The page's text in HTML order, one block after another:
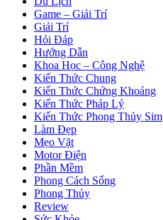
Game – Giải Trí
Giải Trí
Hỏi Đáp
Hướng Dẫn
Khoa Học – Công Nghệ
Kiến Thức Chung
Kiến Thức Chứng Khoáng
Kiến Thức Pháp Lý
Kiến Thức Phong Thủy Sim
Làm Đẹp
Mẹo Vặt
Motor Điện
Phần Mềm
Phong Cách Sống
Phong Thủy
Review